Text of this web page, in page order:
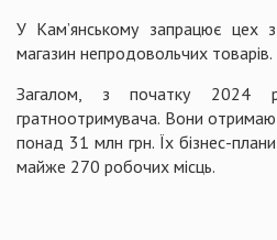
У Кам’янському запрацює цех
магазин непродовольчих товарів.
Загалом, з початку
гратноотримувача. Вони
понад 31 млн грн. Їх бізнес-
майже 270 робочих місць.